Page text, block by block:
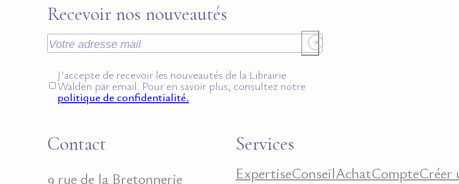
Recevoir nos nouveautés
J’accepte de recevoir les nouveautés de la Librairie
Walden par email. Pour en savoir plus, consultez notre
politique de confidentialité.
Contact
9 rue de la Bretonnerie
Services
ExpertiseConseilAchatCompteCréer